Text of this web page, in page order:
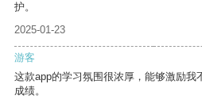
护。
2025-01-23
游客
这款app的学习氛围很浓厚，能够激励我
成绩。